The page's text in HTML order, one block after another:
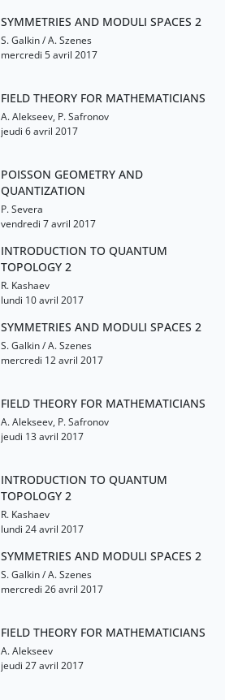
SYMMETRIES AND MODULI SPACES 2
S. Galkin / A. Szenes
mercredi 5 avril 2017
FIELD THEORY FOR MATHEMATICIANS
A. Alekseev, P. Safronov
jeudi 6 avril 2017
POISSON GEOMETRY AND
QUANTIZATION
P. Severa
vendredi 7 avril 2017
INTRODUCTION TO QUANTUM
TOPOLOGY 2
R. Kashaev
lundi 10 avril 2017
SYMMETRIES AND MODULI SPACES 2
S. Galkin / A. Szenes
mercredi 12 avril 2017
FIELD THEORY FOR MATHEMATICIANS
A. Alekseev, P. Safronov
jeudi 13 avril 2017
INTRODUCTION TO QUANTUM
TOPOLOGY 2
R. Kashaev
lundi 24 avril 2017
SYMMETRIES AND MODULI SPACES 2
S. Galkin / A. Szenes
mercredi 26 avril 2017
FIELD THEORY FOR MATHEMATICIANS
A. Alekseev
jeudi 27 avril 2017